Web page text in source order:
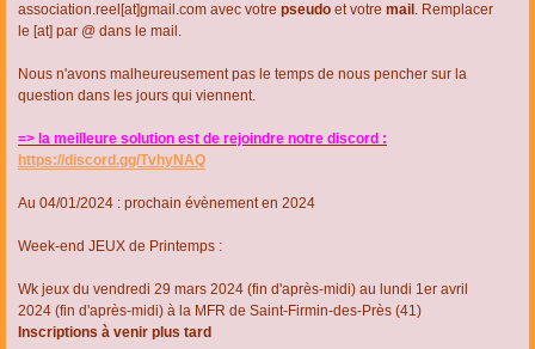
association.reel[at]gmail.com avec votre pseudo et votre mail . Remplacer
le [at] par @ dans le mail.
Nous n'avons malheureusement pas le temps de nous pencher sur la
question dans les jours qui viennent.
=> la meilleure solution est de rejoindre notre discord :
https://discord.gg/TvhyNAQ
Au 04/01/2024 : prochain évènement en 2024
Week-end JEUX de Printemps :
Wk jeux du vendredi 29 mars 2024 (fin d'après-midi) au lundi 1er avril
2024 (fin d'après-midi) à la MFR de Saint-Firmin-des-Près (41)
Inscriptions à venir plus tard